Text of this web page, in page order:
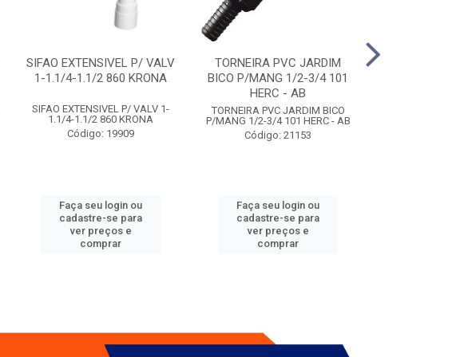
SIFAO EXTENSIVEL P/ VALV
1-1.1/4-1.1/2 860 KRONA
SIFAO EXTENSIVEL P/ VALV 1-
1.1/4-1.1/2 860 KRONA
Código: 19909
Faça seu login ou
cadastre-se para
ver preços e
comprar
TORNEIRA PVC JARDIM
BICO P/MANG 1/2-3/4 101
HERC - AB
TORNEIRA PVC JARDIM BICO
P/MANG 1/2-3/4 101 HERC - AB
Código: 21153
Faça seu login ou
cadastre-se para
ver preços e
comprar